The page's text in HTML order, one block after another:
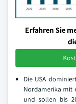
Erfahren Sie
Die USA
Nordamerika mit
und sollen bis